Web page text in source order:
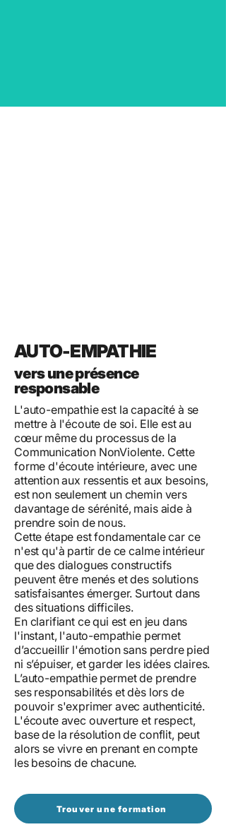
AUTO-EMPATHIE
vers une présence
responsable
L'auto-empathie est la capacité à se
mettre à l'écoute de soi. Elle est au
cœur même du processus de la
Communication NonViolente. Cette
forme d'écoute intérieure, avec une
attention aux ressentis et aux besoins,
est non seulement un chemin vers
davantage de sérénité, mais aide à
prendre soin de nous.
Cette étape est fondamentale car ce
n'est qu'à partir de ce calme intérieur
que des dialogues constructifs
peuvent être menés et des solutions
satisfaisantes émerger. Surtout dans
des situations difficiles.
En clarifiant ce qui est en jeu dans
l'instant, l'auto-empathie permet
d’accueillir l'émotion sans perdre pied
ni s’épuiser, et garder les idées claires.
L’auto-empathie permet de prendre
ses responsabilités et dès lors de
pouvoir s'exprimer avec authenticité.
L'écoute avec ouverture et respect,
base de la résolution de conflit, peut
alors se vivre en prenant en compte
les besoins de chacune.
Trouver une formation